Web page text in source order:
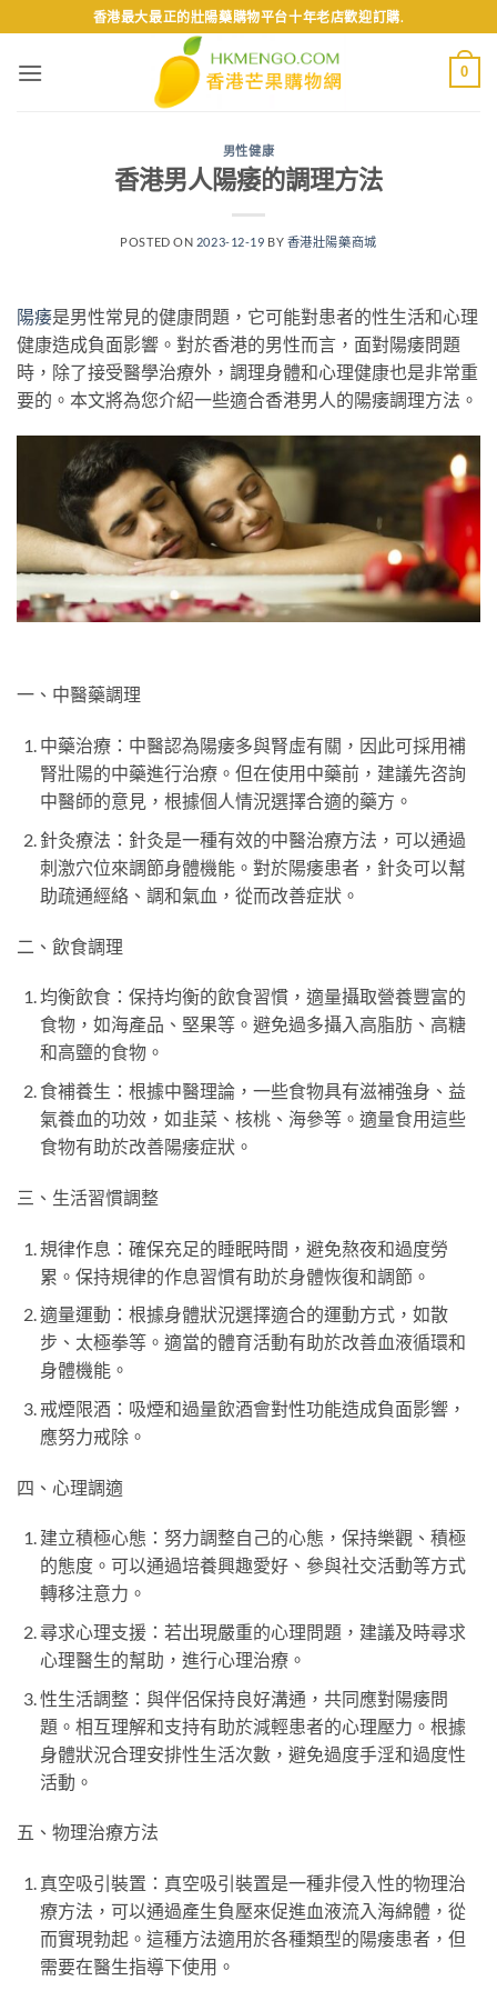
to
content
香港最大最正的壯陽藥購物平台十年老店歡迎訂購.
0
男性健康
香港男人陽痿的調理方法
POSTED ON 2023-12-19 BY 香港壯陽藥商城
陽痿是男性常見的健康問題，它可能對患者的性生活和心理
健康造成負面影響。對於香港的男性而言，面對陽痿問題
時，除了接受醫學治療外，調理身體和心理健康也是非常重
要的。本文將為您介紹一些適合香港男人的陽痿調理方法。
一、中醫藥調理
中藥治療：中醫認為陽痿多與腎虛有關，因此可採用補
腎壯陽的中藥進行治療。但在使用中藥前，建議先咨詢
中醫師的意見，根據個人情況選擇合適的藥方。
針灸療法：針灸是一種有效的中醫治療方法，可以通過
刺激穴位來調節身體機能。對於陽痿患者，針灸可以幫
助疏通經絡、調和氣血，從而改善症狀。
二、飲食調理
均衡飲食：保持均衡的飲食習慣，適量攝取營養豐富的
食物，如海產品、堅果等。避免過多攝入高脂肪、高糖
和高鹽的食物。
食補養生：根據中醫理論，一些食物具有滋補強身、益
氣養血的功效，如韭菜、核桃、海參等。適量食用這些
食物有助於改善陽痿症狀。
三、生活習慣調整
規律作息：確保充足的睡眠時間，避免熬夜和過度勞
累。保持規律的作息習慣有助於身體恢復和調節。
適量運動：根據身體狀況選擇適合的運動方式，如散
步、太極拳等。適當的體育活動有助於改善血液循環和
身體機能。
戒煙限酒：吸煙和過量飲酒會對性功能造成負面影響，
應努力戒除。
四、心理調適
建立積極心態：努力調整自己的心態，保持樂觀、積極
的態度。可以通過培養興趣愛好、參與社交活動等方式
轉移注意力。
尋求心理支援：若出現嚴重的心理問題，建議及時尋求
心理醫生的幫助，進行心理治療。
性生活調整：與伴侶保持良好溝通，共同應對陽痿問
題。相互理解和支持有助於減輕患者的心理壓力。根據
身體狀況合理安排性生活次數，避免過度手淫和過度性
活動。
五、物理治療方法
真空吸引裝置：真空吸引裝置是一種非侵入性的物理治
療方法，可以通過產生負壓來促進血液流入海綿體，從
而實現勃起。這種方法適用於各種類型的陽痿患者，但
需要在醫生指導下使用。